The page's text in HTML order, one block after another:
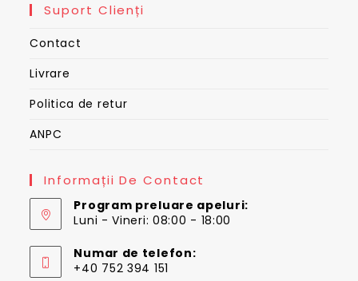
Suport Clienți
Contact
Livrare
Politica de retur
ANPC
Informații De Contact
Program preluare apeluri:
Luni - Vineri: 08:00 - 18:00
Numar de telefon:
+40 752 394 151